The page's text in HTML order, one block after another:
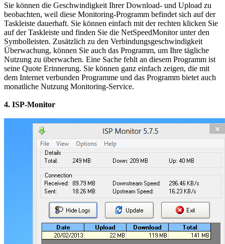
Sie können die Geschwindigkeit Ihrer Download- und Upload zu
beobachten, weil diese Monitoring-Programm befindet sich auf der
Taskleiste dauerhaft. Sie können einfach mit der rechten klicken Sie
auf der Taskleiste und finden Sie die NetSpeedMonitor unter den
Symbolleisten. Zusätzlich zu den Verbindungsgeschwindigkeit
Überwachung, können Sie auch das Programm, um Ihre tägliche
Nutzung zu überwachen. Eine Sache fehlt an diesem Programm ist
seine Quote Erinnerung. Sie können ganz einfach zeigen, die mit
dem Internet verbunden Programme und das Programm bietet auch
monatliche Nutzung Monitoring-Service.
4. ISP-Monitor